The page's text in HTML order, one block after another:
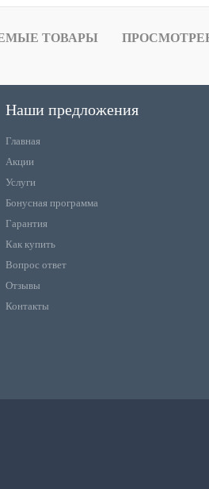
ТОВАРЫ
Наши предложения
Главная
Акции
Услуги
Бонусная программа
Гарантия
Как купить
Вопрос ответ
Отзывы
Контакты